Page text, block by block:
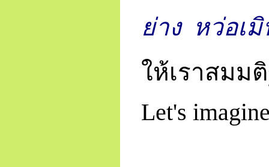
ย่าง หว่อเ
ให้เราสมม
Let's